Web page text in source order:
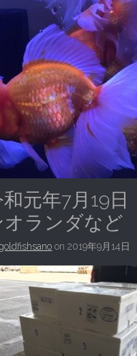
和元年7月19
オランダなど
on2019年9月14日